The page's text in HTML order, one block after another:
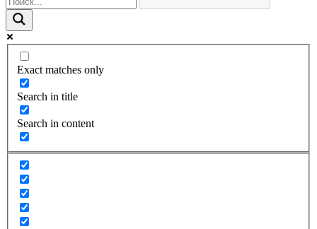
Exact matches only
Search in title
Search in content